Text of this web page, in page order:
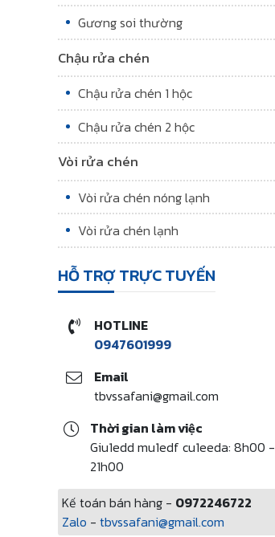
Gương soi thường
Chậu rửa chén
Chậu rửa chén 1 hộc
Chậu rửa chén 2 hộc
Vòi rửa chén
Vòi rửa chén nóng lạnh
Vòi rửa chén lạnh
HỖ TRỢ TRỰC TUYẾN
HOTLINE
0947601999
Email
tbvssafani@gmail.com
Thời gian làm việc
Giu1edd mu1edf cu1eeda: 8h00 -
21h00
Kế toán bán hàng - 0972246722
Zalo - tbvssafani@gmail.com